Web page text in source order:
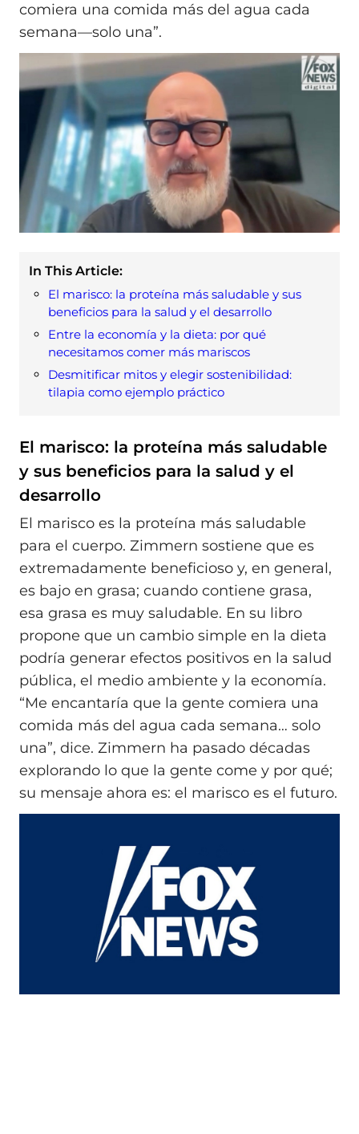
comiera una comida más del agua cada
semana—solo una”.
In This Article:
El marisco: la proteína más saludable y sus
beneficios para la salud y el desarrollo
Entre la economía y la dieta: por qué
necesitamos comer más mariscos
Desmitificar mitos y elegir sostenibilidad:
tilapia como ejemplo práctico
El marisco: la proteína más saludable
y sus beneficios para la salud y el
desarrollo
El marisco es la proteína más saludable
para el cuerpo. Zimmern sostiene que es
extremadamente beneficioso y, en general,
es bajo en grasa; cuando contiene grasa,
esa grasa es muy saludable. En su libro
propone que un cambio simple en la dieta
podría generar efectos positivos en la salud
pública, el medio ambiente y la economía.
“Me encantaría que la gente comiera una
comida más del agua cada semana… solo
una”, dice. Zimmern ha pasado décadas
explorando lo que la gente come y por qué;
su mensaje ahora es: el marisco es el futuro.